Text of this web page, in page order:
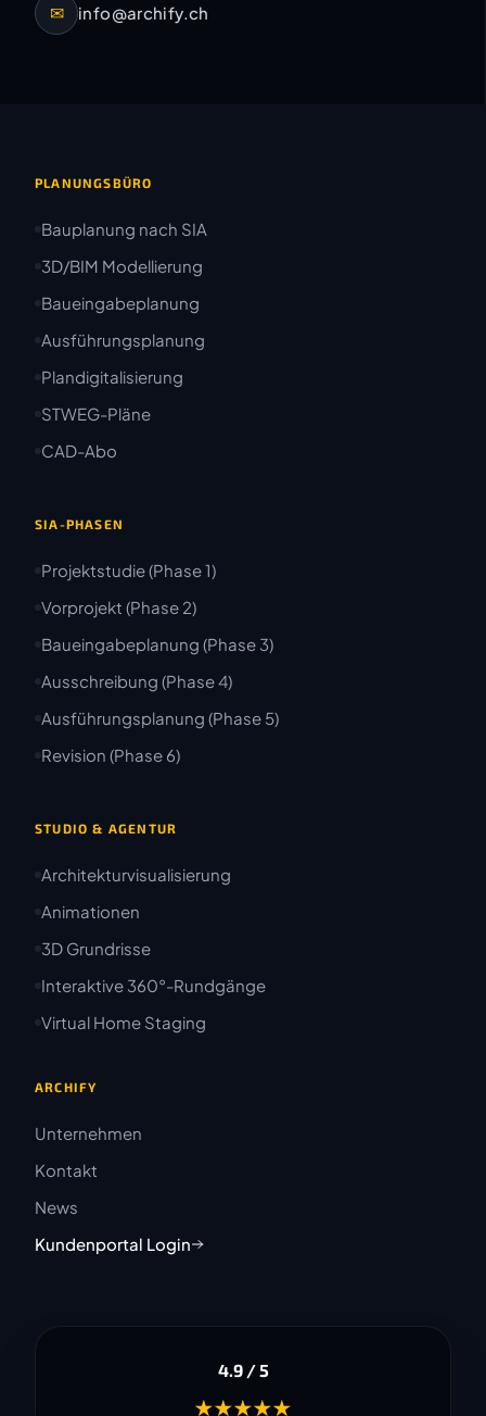
✉ info@archify.ch
PLANUNGSBÜRO
Bauplanung nach SIA
3D/BIM Modellierung
Baueingabeplanung
Ausführungsplanung
Plandigitalisierung
STWEG-Pläne
CAD-Abo
SIA-PHASEN
Projektstudie (Phase 1)
Vorprojekt (Phase 2)
Baueingabeplanung (Phase 3)
Ausschreibung (Phase 4)
Ausführungsplanung (Phase 5)
Revision (Phase 6)
STUDIO & AGENTUR
Architekturvisualisierung
Animationen
3D Grundrisse
Interaktive 360°-Rundgänge
Virtual Home Staging
ARCHIFY
Unternehmen
Kontakt
News
Kundenportal Login
4.9 / 5
★★★★★